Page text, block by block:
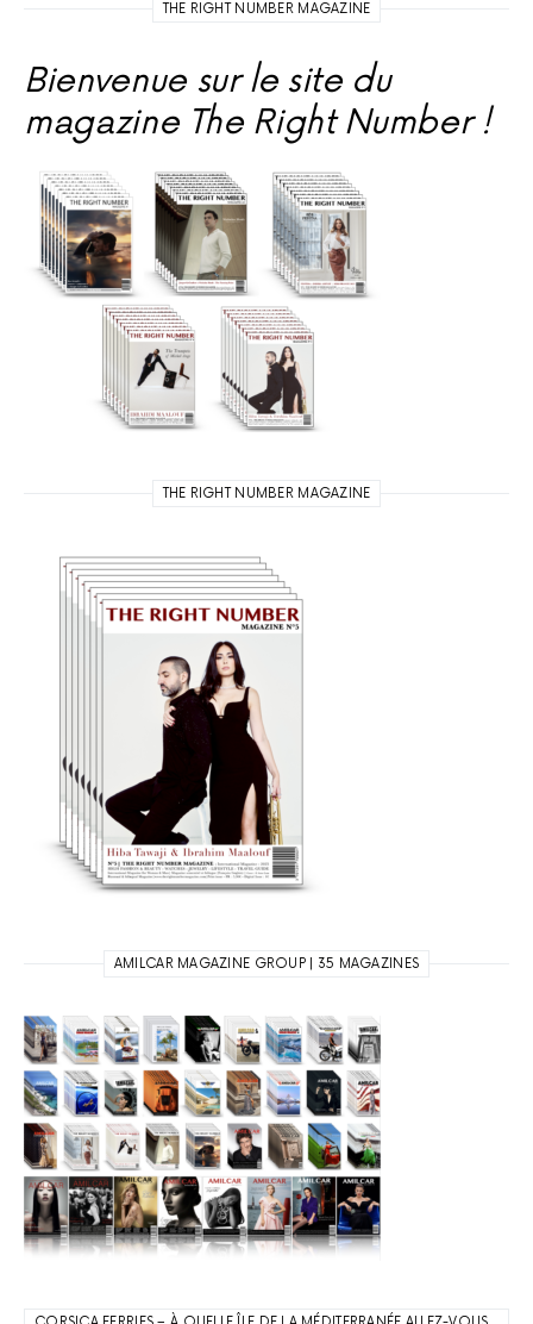
THE RIGHT NUMBER MAGAZINE
Bienvenue sur le site du
magazine The Right Number !
THE RIGHT NUMBER MAGAZINE
AMILCAR MAGAZINE GROUP | 35 MAGAZINES